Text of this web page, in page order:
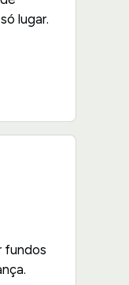
lugar.
fundos